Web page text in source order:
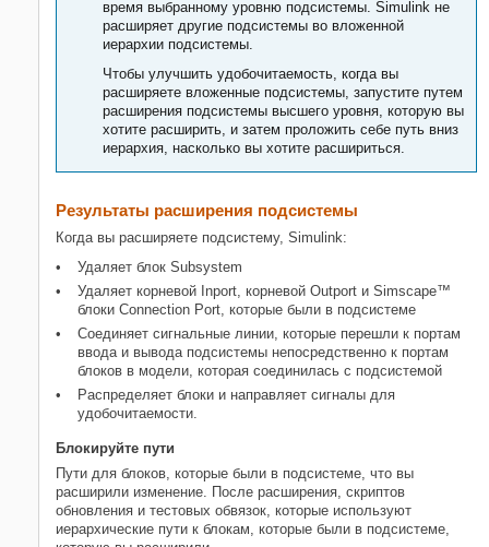
время выбранному уровню подсистемы. Simulink не
расширяет другие подсистемы во вложенной
иерархии подсистемы.
Чтобы улучшить удобочитаемость, когда вы
расширяете вложенные подсистемы, запустите путем
расширения подсистемы высшего уровня, которую вы
хотите расширить, и затем проложить себе путь вниз
иерархия, насколько вы хотите расшириться.
Результаты расширения подсистемы
Когда вы расширяете подсистему, Simulink:
Удаляет блок Subsystem
Удаляет корневой Inport , корневой Outport и Simscape™
блоки Connection Port , которые были в подсистеме
Соединяет сигнальные линии, которые перешли к портам
ввода и вывода подсистемы непосредственно к портам
блоков в модели, которая соединилась с подсистемой
Распределяет блоки и направляет сигналы для
удобочитаемости.
Блокируйте пути
Пути для блоков, которые были в подсистеме, что вы
расширили изменение. После расширения, скриптов
обновления и тестовых обвязок, которые используют
иерархические пути к блокам, которые были в подсистеме,